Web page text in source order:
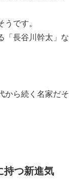
です。
「長谷川幹太」な
から続く名家だそ
持つ新進気